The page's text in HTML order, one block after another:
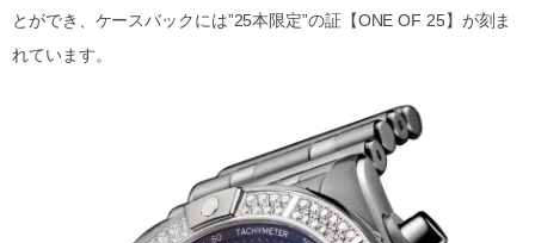
とができ、ケースバックには”25本限定”の証【ONE OF 25】が刻ま
れています。